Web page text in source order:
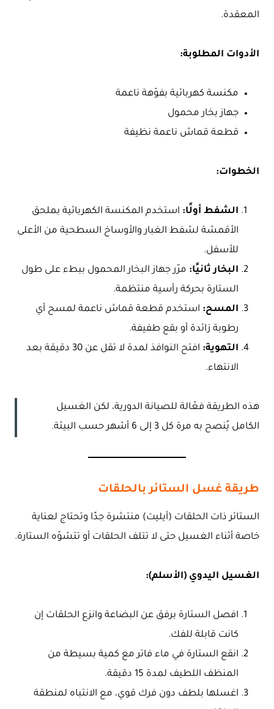
المعقدة.
الأدوات المطلوبة:
مكنسة كهربائية بفوّهة ناعمة
جهاز بخار محمول
قطعة قماش ناعمة نظيفة
الخطوات:
الشفط أولًا: استخدم المكنسة الكهربائية بملحق
الأقمشة لشفط الغبار والأوساخ السطحية من الأعلى
للأسفل.
البخار ثانيًا: مرّر جهاز البخار المحمول ببطء على طول
الستارة بحركة رأسية منتظمة.
المسح: استخدم قطعة قماش ناعمة لمسح أي
رطوبة زائدة أو بقع طفيفة.
التهوية:
افتح النوافذ لمدة لا تقل عن 30 دقيقة بعد
الانتهاء.
هذه الطريقة فعّالة للصيانة الدورية، لكن الغسيل
الكامل يُنصح به مرة كل 3 إلى 6 أشهر حسب البيئة.
طريقة غسل الستائر بالحلقات
الستائر ذات الحلقات (أيليت) منتشرة جدًا وتحتاج لعناية
خاصة أثناء الغسيل حتى لا تتلف الحلقات أو تتشوّه الستارة.
الغسيل اليدوي (الأسلم):
افصل الستارة برفق عن البضاعة وانزع الحلقات إن
كانت قابلة للفك.
انقع الستارة في ماء فاتر مع كمية بسيطة من
المنظف اللطيف لمدة 15 دقيقة.
اغسلها بلطف دون فرك قوي، مع الانتباه لمنطقة